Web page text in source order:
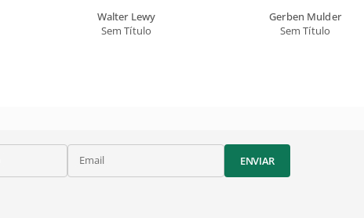
Walter Lewy
Sem Título
Gerben Mulder
Sem Título
Email ENVIAR